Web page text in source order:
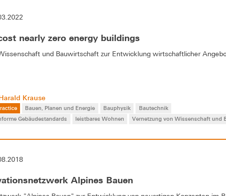
nearly zero energy buildings
und Bauwirtschaft zur Entwicklung wirtschaftlicher
Krause
Bauen, Planen und Energie Bauphysik
Bautechnik
Gebäudestandards
leistbares Wohnen Vernetzung von Wissenschaft und
Alpines Bauen